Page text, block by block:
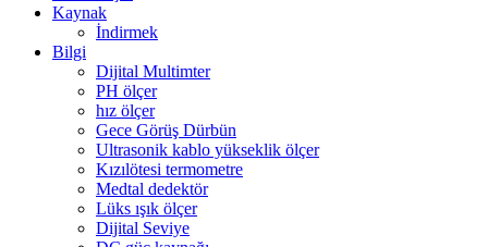
Kaynak
İndirmek
Bilgi
Dijital Multimter
PH ölçer
hız ölçer
Gece Görüş Dürbün
Ultrasonik kablo yükseklik ölçer
Kızılötesi termometre
Medtal dedektör
Lüks ışık ölçer
Dijital Seviye